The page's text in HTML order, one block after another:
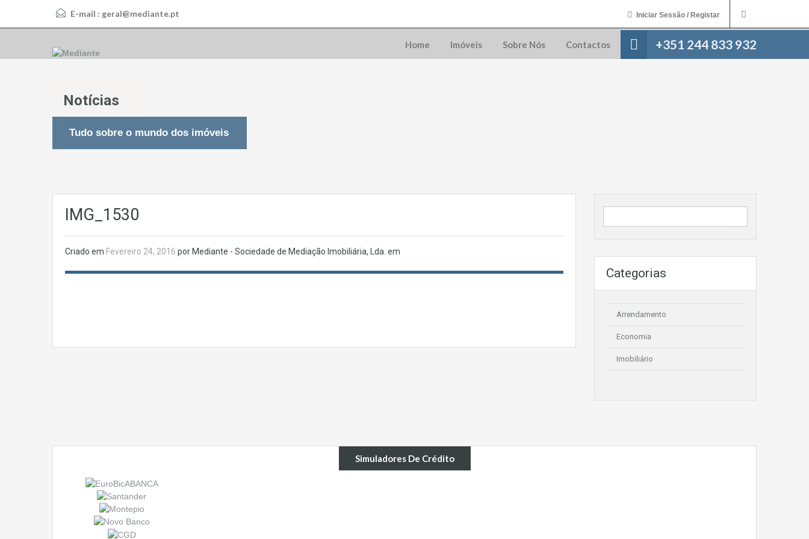
E-mail : geral@mediante.pt Iniciar Sessão / Registar
+351 244 833 932
Home Imóveis Sobre Nós Contactos
Notícias
Tudo sobre o mundo dos imóveis
IMG_1530
Criado em Fevereiro 24, 2016 por Mediante - Sociedade de Mediação Imobiliária, Lda. em
Categorias
Arrendamento
Economia
Imobiliário
Simuladores De Crédito